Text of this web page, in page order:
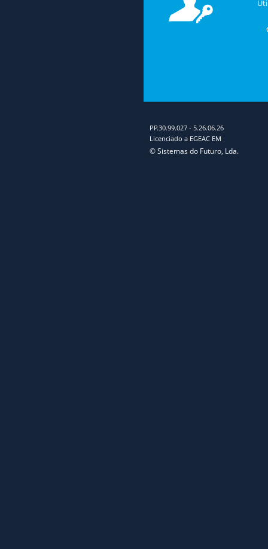
PP.30.99.027 - 5.26.06.26
Licenciado a EGEAC EM
© Sistemas do Futuro, Lda.